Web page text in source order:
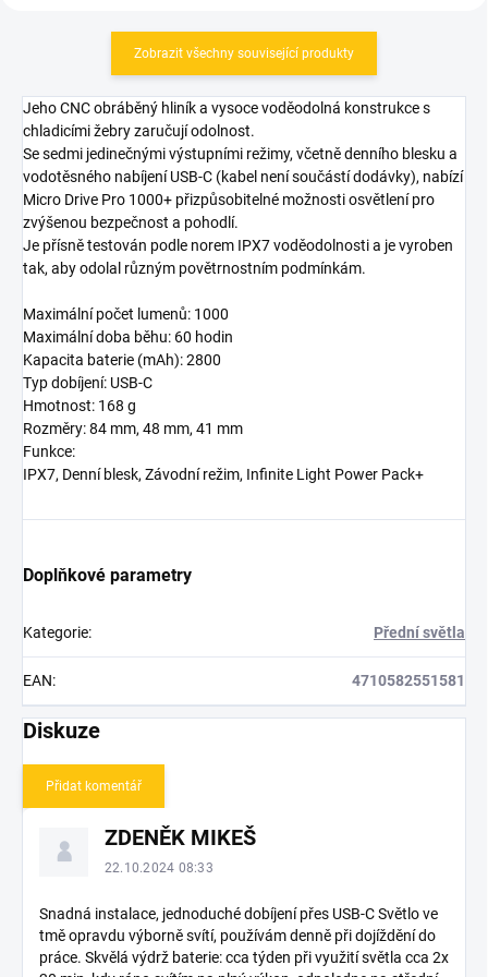
Zobrazit všechny související produkty
Jeho CNC obráběný hliník a vysoce voděodolná konstrukce s
chladicími žebry zaručují odolnost.
Se sedmi jedinečnými výstupními režimy, včetně denního blesku a
vodotěsného nabíjení USB-C (kabel není součástí dodávky), nabízí
Micro Drive Pro 1000+ přizpůsobitelné možnosti osvětlení pro
zvýšenou bezpečnost a pohodlí.
Je přísně testován podle norem IPX7 voděodolnosti a je vyroben
tak, aby odolal různým povětrnostním podmínkám.
Maximální počet lumenů: 1000
Maximální doba běhu: 60 hodin
Kapacita baterie (mAh): 2800
Typ dobíjení: USB-C
Hmotnost: 168 g
Rozměry: 84 mm, 48 mm, 41 mm
Funkce:
IPX7, Denní blesk, Závodní režim, Infinite Light Power Pack+
Doplňkové parametry
Kategorie: Přední světla
EAN: 4710582551581
Diskuze
Přidat komentář
ZDENĚK MIKEŠ
22.10.2024 08:33
Snadná instalace, jednoduché dobíjení přes USB-C Světlo ve
tmě opravdu výborně svítí, používám denně při dojíždění do
práce. Skvělá výdrž baterie: cca týden při využití světla cca 2x